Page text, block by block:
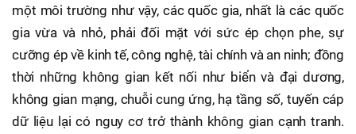
một môi trường như vậy, các quốc gia, nhất là các quốc
gia vừa và nhỏ, phải đối mặt với sức ép chọn phe, sự
cưỡng ép về kinh tế, công nghệ, tài chính và an ninh; đồng
thời những không gian kết nối như biển và đại dương,
không gian mạng, chuỗi cung ứng, hạ tầng số, tuyến cáp
dữ liệu lại có nguy cơ trở thành không gian cạnh tranh.